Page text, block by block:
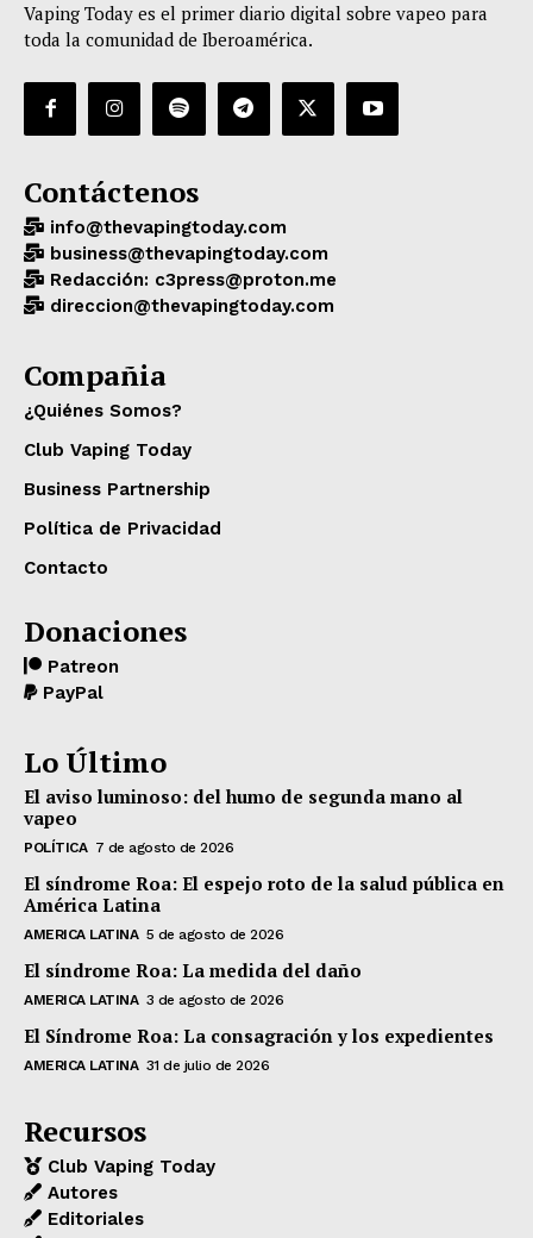
Vaping Today es el primer diario digital sobre vapeo para
toda la comunidad de Iberoamérica.
Contáctenos
info@thevapingtoday.com
business@thevapingtoday.com
Redacción: c3press@proton.me
direccion@thevapingtoday.com
Compañia
¿Quiénes Somos?
Club Vaping Today
Business Partnership
Política de Privacidad
Contacto
Donaciones
Patreon
PayPal
Lo Último
El aviso luminoso: del humo de segunda mano al
vapeo
POLÍTICA 7 de agosto de 2026
El síndrome Roa: El espejo roto de la salud pública en
América Latina
AMERICA LATINA 5 de agosto de 2026
El síndrome Roa: La medida del daño
AMERICA LATINA 3 de agosto de 2026
El Síndrome Roa: La consagración y los expedientes
AMERICA LATINA 31 de julio de 2026
Recursos
Club Vaping Today
Autores
Editoriales